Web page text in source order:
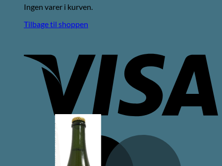
Ingen varer i kurven.
Tilbage til shoppen